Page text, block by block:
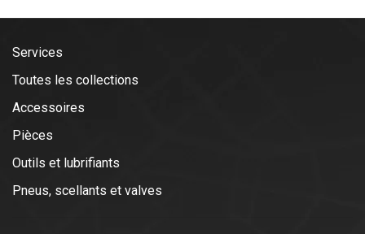
Services
Toutes les collections
Accessoires
Pièces
Outils et lubrifiants
Pneus, scellants et valves